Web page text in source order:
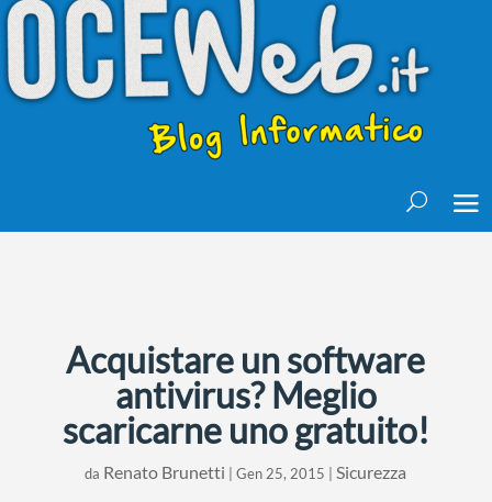
Acquistare un software
antivirus? Meglio
scaricarne uno gratuito!
da Renato Brunetti |Gen 25, 2015 |Sicurezza